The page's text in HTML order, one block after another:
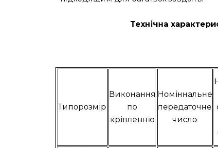
Технічна
Типорозмір
Виконання
по
кріпленню
Номіннальне
передаточне
число